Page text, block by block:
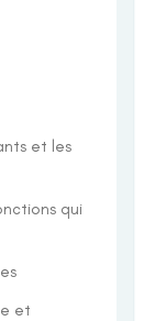
et les
qui
et